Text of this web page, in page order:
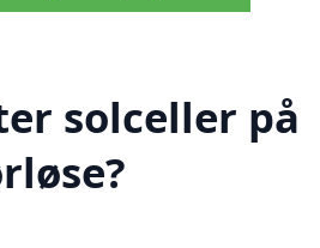
solceller på